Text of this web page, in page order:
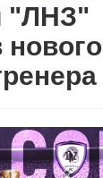
"ЛНЗ"
нового